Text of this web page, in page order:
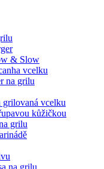
& Slow
vcelku
na grilu
vcelku
kůžičkou
grilu
na grilu